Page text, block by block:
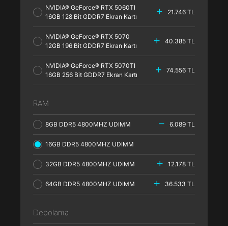
NVIDIA® GeForce® RTX 5060TI
16GB 128 Bit GDDR7 Ekran Kartı
21.746 TL
NVIDIA® GeForce® RTX 5070
12GB 196 Bit GDDR7 Ekran Kartı
40.385 TL
NVIDIA® GeForce® RTX 5070TI
16GB 256 Bit GDDR7 Ekran Kartı
74.556 TL
RAM
8GB DDR5 4800MHZ UDIMM 6.089 TL
16GB DDR5 4800MHZ UDIMM
32GB DDR5 4800MHZ UDIMM 12.178 TL
64GB DDR5 4800MHZ UDIMM 36.533 TL
Depolama